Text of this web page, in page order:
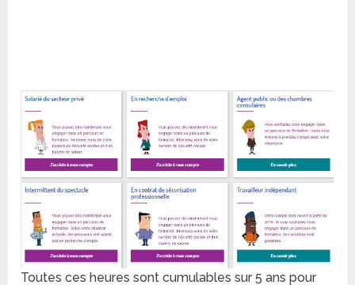
Toutes ces heures sont cumulables sur 5 ans pour